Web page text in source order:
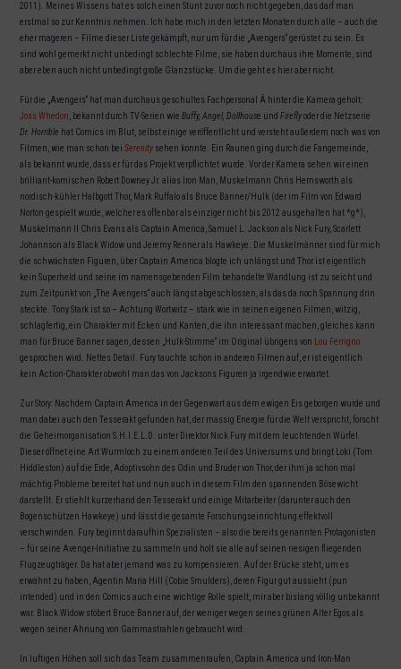
2011). Meines Wissens hat es solch einen Stunt zuvor noch nicht gegeben, das darf man
erstmal so zur Kenntnis nehmen. Ich habe mich in den letzten Monaten durch alle – auch die
eher mageren – Filme dieser Liste gekämpft, nur um für die „Avengers“ gerüstet zu sein. Es
sind wohl gemerkt nicht unbedingt schlechte Filme, sie haben durchaus ihre Momente, sind
aber eben auch nicht unbedingt große Glanzstücke. Um die geht es hier aber nicht.
Für die „Avengers“ hat man durchaus geschultes Fachpersonal Â hinter die Kamera geholt:
Joss Whedon
, bekannt durch TV-Serien wieBuffy, Angel, Dollhouse undFireflyoder die Netzserie
Dr. Horrible hat Comics im Blut, selbst einige veröffentlicht und versteht außerdem noch was von
Filmen, wie man schon bei Serenity sehen konnte. Ein Raunen ging durch die Fangemeinde,
als bekannt wurde, dass er für das Projekt verpflichtet wurde. Vor der Kamera sehen wir einen
brilliant-komischen Robert Downey Jr. alias Iron Man, Muskelmann Chris Hemsworth als
nordisch-kühler Halbgott Thor, Mark Ruffalo als Bruce Banner/Hulk (der im Film von Edward
Norton gespielt wurde, welcher es offenbar als einziger nicht bis 2012 ausgehalten hat *g*),
Muskelmann II Chris Evans als Captain America, Samuel L. Jackson als Nick Fury, Scarlett
Johannson als Black Widow und Jeremy Renner als Hawkeye. Die Muskelmänner sind für mich
die schwächsten Figuren, über Captain America blogte ich unlängst und Thor ist eigentlich
kein Superheld und seine im namensgebenden Film behandelte Wandlung ist zu seicht und
zum Zeitpunkt von „The Avengers“ auch längst abgeschlossen, als das da noch Spannung drin
steckte. Tony Stark ist so – Achtung Wortwitz – stark wie in seinen eigenen Filmen, witzig,
schlagfertig, ein Charakter mit Ecken und Kanten, die ihn interessant machen, gleiches kann
man für Bruce Banner sagen, dessen „Hulk-Stimme“ im Original übrigens von
Lou Ferrigno
gesprochen wird. Nettes Detail. Fury tauchte schon in anderen Filmen auf, er ist eigentlich
kein Action-Charakter obwohl man das von Jacksons Figuren ja irgendwie erwartet.
Zur Story: Nachdem Captain America in der Gegenwart aus dem ewigen Eis geborgen wurde und
man dabei auch den Tesserakt gefunden hat, der massig Energie für die Welt verspricht, forscht
die Geheimorganisation S.H.I.E.L.D. unter Direktor Nick Fury mit dem leuchtenden Würfel.
Dieser öffnet eine Art Wurmloch zu einem anderen Teil des Universums und bringt Loki (Tom
Hiddleston) auf die Erde, Adoptivsohn des Odin und Bruder von Thor, der ihm ja schon mal
mächtig Probleme bereitet hat und nun auch in diesem Film den spannenden Bösewicht
darstellt. Er stiehlt kurzerhand den Tesserakt und einige Mitarbeiter (darunter auch den
Bogenschützen Hawkeye) und lässt die gesamte Forschungseinrichtung effektvoll
verschwinden. Fury beginnt daraufhin Spezialisten – also die bereits genannten Protagonisten
– für seine Avenger-Initiative zu sammeln und holt sie alle auf seinen riesigen fliegenden
Flugzeugträger. Da hat aber jemand was zu kompensieren. Auf der Brücke steht, um es
erwähnt zu haben, Agentin Maria Hill (Cobie Smulders), deren Figur gut aussieht (pun
intended) und in den Comics auch eine wichtige Rolle spielt, mir aber bislang völlig unbekannt
war. Black Widow stöbert Bruce Banner auf, der weniger wegen seines grünen Alter Egos als
wegen seiner Ahnung von Gammastrahlen gebraucht wird.
In luftigen Höhen soll sich das Team zusammenraufen, Captain America und Iron-Man